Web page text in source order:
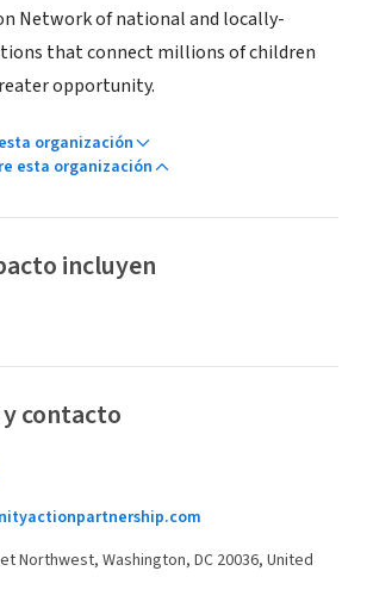
Network of national and locally-
that connect millions of children
opportunity.
organización
esta organización
incluyen
contacto
Northwest, Washington, DC 20036, United